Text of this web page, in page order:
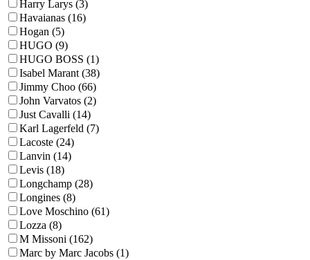
Harry Larys (3)
Havaianas (16)
Hogan (5)
HUGO (9)
HUGO BOSS (1)
Isabel Marant (38)
Jimmy Choo (66)
John Varvatos (2)
Just Cavalli (14)
Karl Lagerfeld (7)
Lacoste (24)
Lanvin (14)
Levis (18)
Longchamp (28)
Longines (8)
Love Moschino (61)
Lozza (8)
M Missoni (162)
Marc by Marc Jacobs (1)